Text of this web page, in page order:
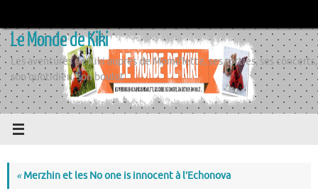
contenu
Le Monde de Kiki
Les aventures de Kiki auprès de Momiflette, ses sorties, ses concerts,
son quotidien, son boulot
«Merzhin et les No one is innocent à l’Echonova